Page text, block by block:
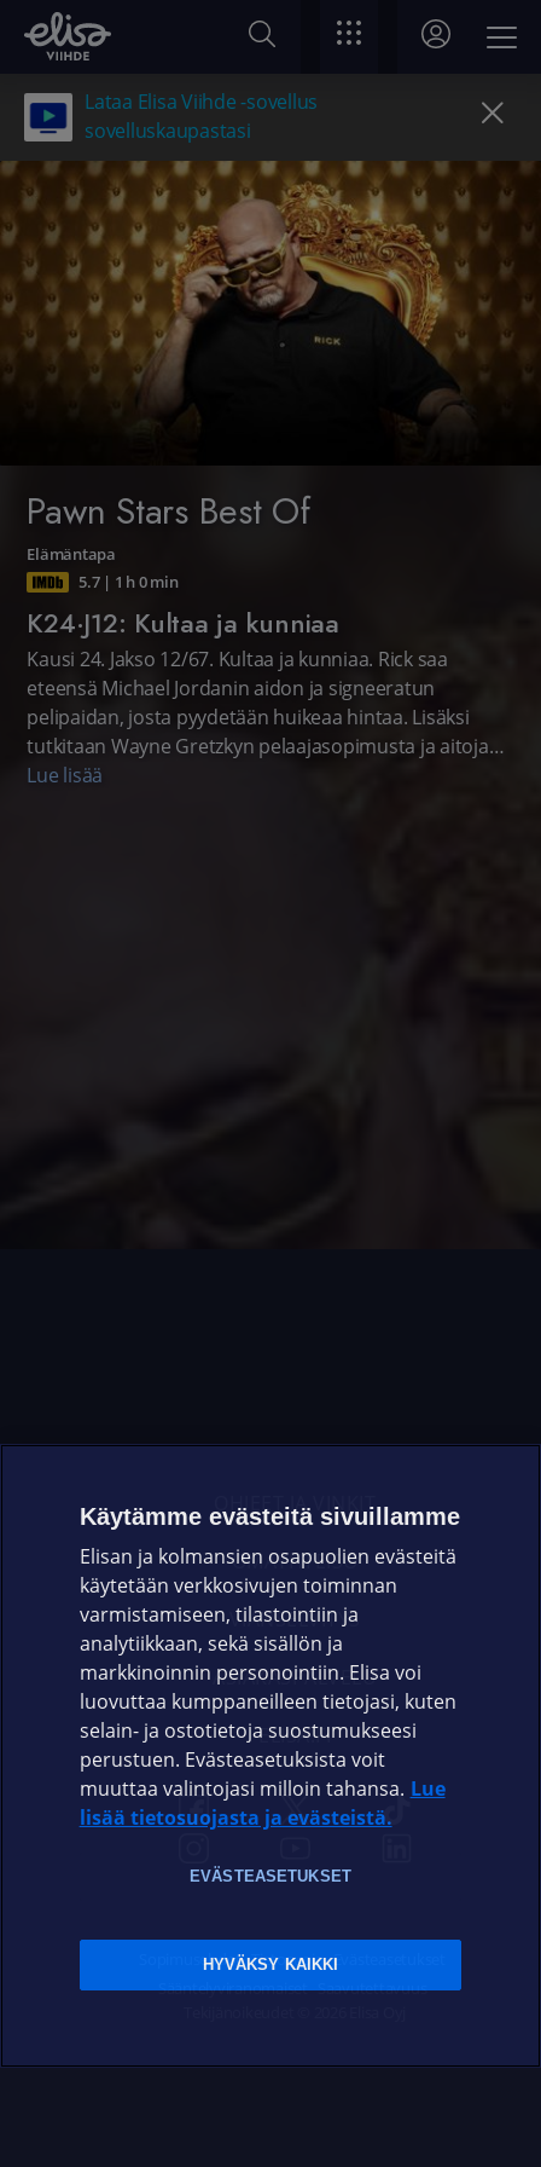
Lataa Elisa Viihde -sovellus
sovelluskaupastasi
Pawn Stars Best Of
Elämäntapa
5.7| 1 h 0 min
K24·J12: Kultaa ja kunniaa
Kausi 24. Jakso 12/67. Kultaa ja kunniaa. Rick saa
eteensä Michael Jordanin aidon ja signeeratun
pelipaidan, josta pyydetään huikeaa hintaa. Lisäksi
tutkitaan Wayne Gretzkyn pelaajasopimusta ja aitoja
olympiakisojen esineitä. Amerikkalainen realitysarja.
Lue lisää
OHJEET JA VINKIT
OMAYHTEISÖ
VIANSELVITYS
ASIAKASPALVELU
ELISA.FI
Sopimusehdot Tietosuoja Evästeasetukset
Sääntelyviranomaiset Saavutettavuus
Käytämme evästeitä sivuillamme
Elisan ja kolmansien osapuolien evästeitä
käytetään verkkosivujen toiminnan
varmistamiseen, tilastointiin ja
analytiikkaan, sekä sisällön ja
markkinoinnin personointiin. Elisa voi
luovuttaa kumppaneilleen tietojasi, kuten
selain- ja ostotietoja suostumukseesi
perustuen. Evästeasetuksista voit
muuttaa valintojasi milloin tahansa. Lue
lisää tietosuojasta ja evästeistä.
EVÄSTEASETUKSET
HYVÄKSY KAIKKI